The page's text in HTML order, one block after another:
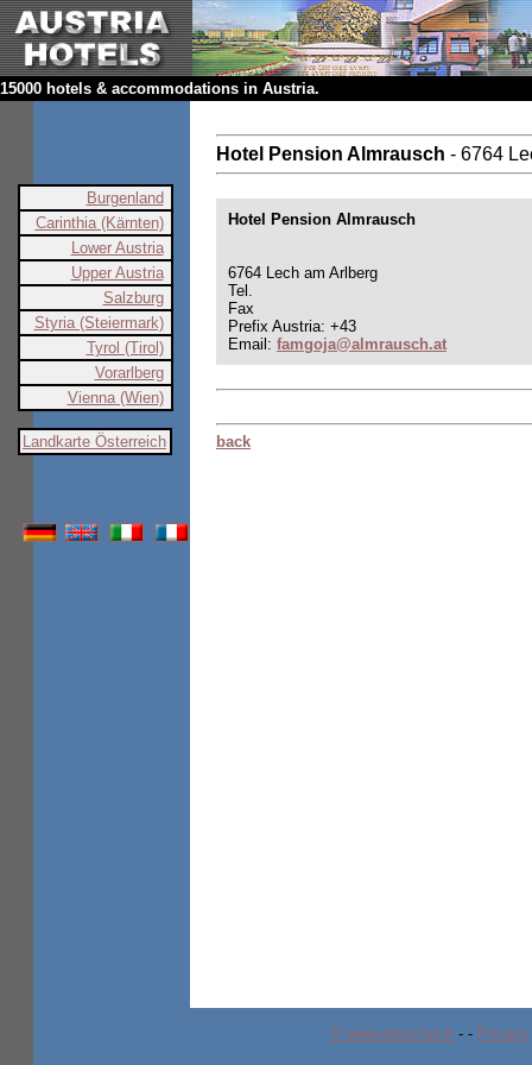
15000 hotels & accommodations in Austria.
Burgenland
Carinthia (Kärnten)
Lower Austria
Upper Austria
Salzburg
Styria (Steiermark)
Tyrol (Tirol)
Vorarlberg
Vienna (Wien)
Landkarte Österreich
Hotel Pension Almrausch - 6764
Hotel Pension Almrausch
6764 Lech am Arlberg
Tel.
Fax
Prefix Austria: +43
Email: famgoja@almrausch.at
back
© www.drescher.it - - Privacy